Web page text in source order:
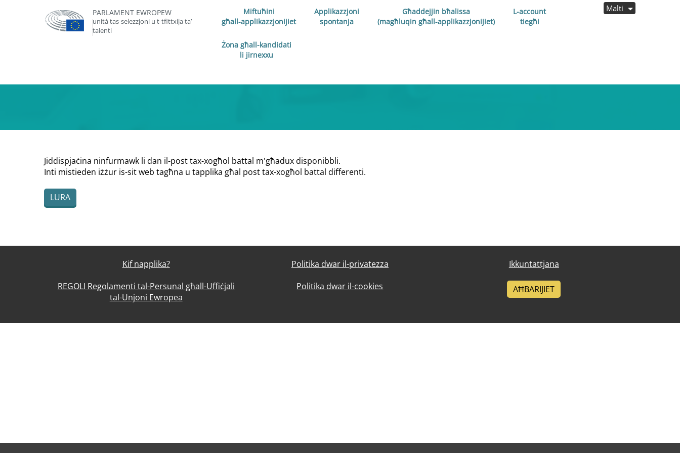
PARLAMENT EWROPEW
unità tas-selezzjoni u t-tfittxija ta’
talenti
Miftuħini
għall-applikazzjonijiet
Applikazzjoni
spontanja
Għaddejjin bħalissa
(magħluqin għall-applikazzjonijiet)
L-account
tiegħi
Żona għall-kandidati
li jirnexxu
Malti
Jiddispjaċina ninfurmawk li dan il-post tax-xogħol battal m'għadux disponibbli.
Inti mistieden iżżur is-sit web tagħna u tapplika għal post tax-xogħol battal differenti.
LURA
Kif napplika?
REGOLI Regolamenti tal-Persunal għall-Uffiċjali
tal-Unjoni Ewropea
Politika dwar il-privatezza
Politika dwar il-cookies
Ikkuntattjana
AĦBARIJIET